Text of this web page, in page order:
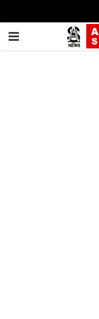
PRIMARY